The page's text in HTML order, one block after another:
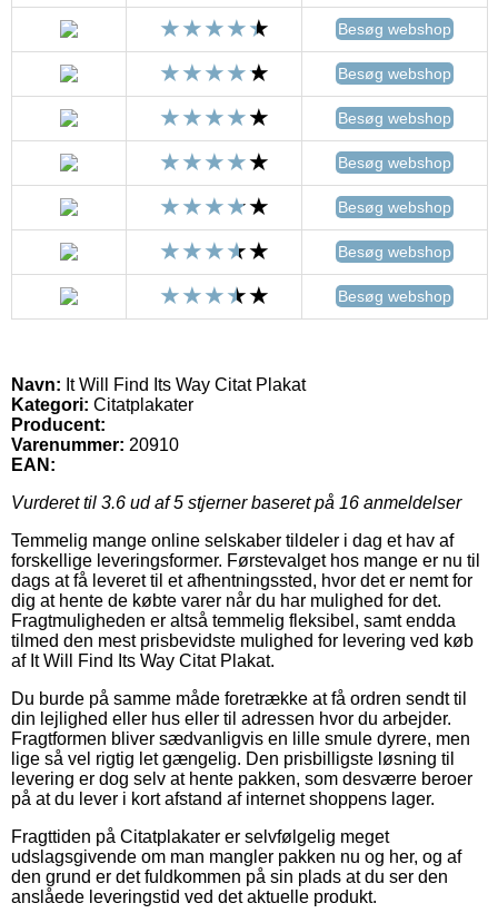
Besøg webshop
Besøg webshop
Besøg webshop
Besøg webshop
Besøg webshop
Besøg webshop
Besøg webshop
Navn: It Will Find Its Way Citat Plakat
Kategori: Citatplakater
Producent:
Varenummer: 20910
EAN:
Vurderet til 3.6 ud af 5 stjerner baseret på 16 anmeldelser
Temmelig mange online selskaber tildeler i dag et hav af
forskellige leveringsformer. Førstevalget hos mange er nu til
dags at få leveret til et afhentningssted, hvor det er nemt for
dig at hente de købte varer når du har mulighed for det.
Fragtmuligheden er altså temmelig fleksibel, samt endda
tilmed den mest prisbevidste mulighed for levering ved køb
af It Will Find Its Way Citat Plakat.
Du burde på samme måde foretrække at få ordren sendt til
din lejlighed eller hus eller til adressen hvor du arbejder.
Fragtformen bliver sædvanligvis en lille smule dyrere, men
lige så vel rigtig let gængelig. Den prisbilligste løsning til
levering er dog selv at hente pakken, som desværre beroer
på at du lever i kort afstand af internet shoppens lager.
Fragttiden på Citatplakater er selvfølgelig meget
udslagsgivende om man mangler pakken nu og her, og af
den grund er det fuldkommen på sin plads at du ser den
anslåede leveringstid ved det aktuelle produkt.